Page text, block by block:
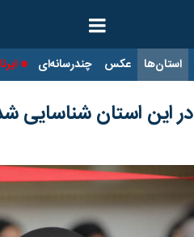
استان‌ها عکس چندرسانه‌ای ایرنا TV